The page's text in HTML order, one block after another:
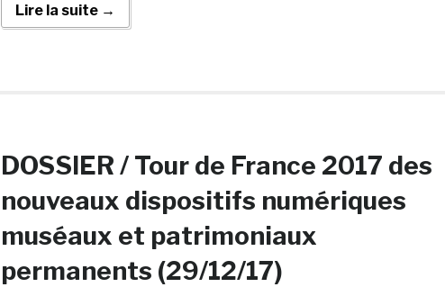
Lire la suite →
DOSSIER / Tour de France 2017 des
nouveaux dispositifs numériques
muséaux et patrimoniaux
permanents (29/12/17)